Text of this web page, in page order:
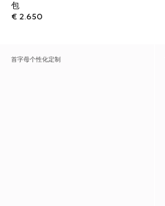
包
€ 2.650
首字母个性化定制